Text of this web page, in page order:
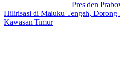
Presiden
Hilirisasi di Maluku Tengah, Dorong
Kawasan Timur